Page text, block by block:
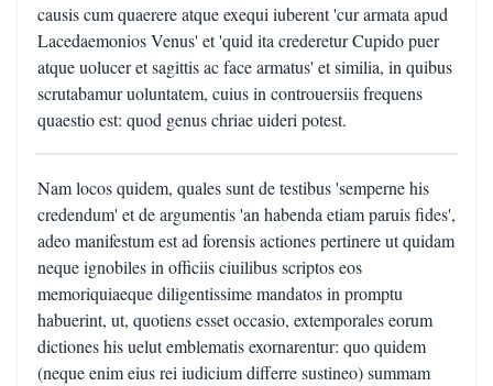
causis cum quaerere atque exequi iuberent 'cur armata apud
Lacedaemonios Venus' et 'quid ita crederetur Cupido puer
atque uolucer et sagittis ac face armatus' et similia, in quibus
scrutabamur uoluntatem, cuius in controuersiis frequens
quaestio est: quod genus chriae uideri potest.
Nam locos quidem, quales sunt de testibus 'semperne his
credendum' et de argumentis 'an habenda etiam paruis fides',
adeo manifestum est ad forensis actiones pertinere ut quidam
neque ignobiles in officiis ciuilibus scriptos eos
memoriquiaeque diligentissime mandatos in promptu
habuerint, ut, quotiens esset occasio, extemporales eorum
dictiones his uelut emblematis exornarentur: quo quidem
(neque enim eius rei iudicium differre sustineo) summam